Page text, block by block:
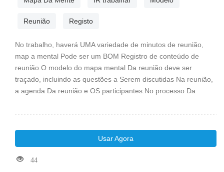
Reunião Registo
No trabalho, haverá UMA variedade de minutos de reunião,
map a mental Pode ser um BOM Registro de conteúdo de
reunião.O modelo do mapa mental Da reunião deve ser
traçado, incluindo as questões a Serem discutidas Na reunião,
a agenda Da reunião e OS participantes.No processo Da
específico Da reunião.
Usar Agora
44